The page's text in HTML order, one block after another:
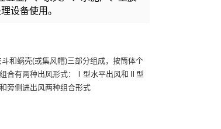
设备使用。
和蜗壳(或集风帽)三部分组成，按筒体个
合有两种出风形式：Ⅰ型水平出风和Ⅱ型
旁侧进出风两种组合形式